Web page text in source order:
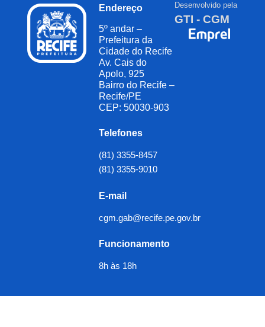
Endereço
5º andar –
Prefeitura da
Cidade do Recife
Av. Cais do
Apolo, 925
Bairro do Recife –
Recife/PE
CEP: 50030-903
Telefones
(81) 3355-8457
(81) 3355-9010
E-mail
cgm.gab@recife.pe.gov.br
Funcionamento
8h às 18h
Desenvolvido pela
GTI - CGM